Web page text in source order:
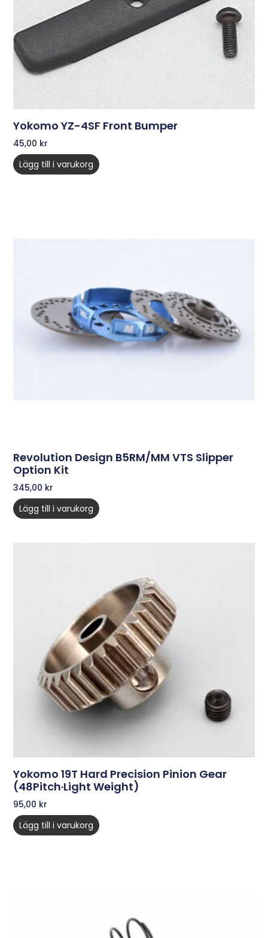
Yokomo YZ-4SF Front Bumper
45,00 kr
Lägg till i varukorg
Revolution Design B5RM/MM VTS Slipper
Option Kit
345,00 kr
Lägg till i varukorg
Yokomo 19T Hard Precision Pinion Gear
(48Pitch·Light Weight)
95,00 kr
Lägg till i varukorg